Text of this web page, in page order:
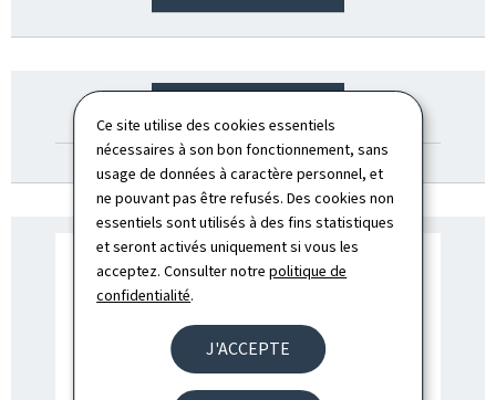
Ce site utilise des cookies essentiels
nécessaires à son bon fonctionnement, sans
usage de données à caractère personnel, et
ne pouvant pas être refusés. Des cookies non
essentiels sont utilisés à des fins statistiques
et seront activés uniquement si vous les
acceptez. Consulter notrepolitique de
confidentialité.
J'ACCEPTE
DU SMC